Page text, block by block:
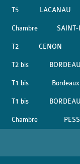
T5 LACANAU
Chambre
T2 CENON
T2 bis
T1 bis Bordeaux
T1 bis
Chambre